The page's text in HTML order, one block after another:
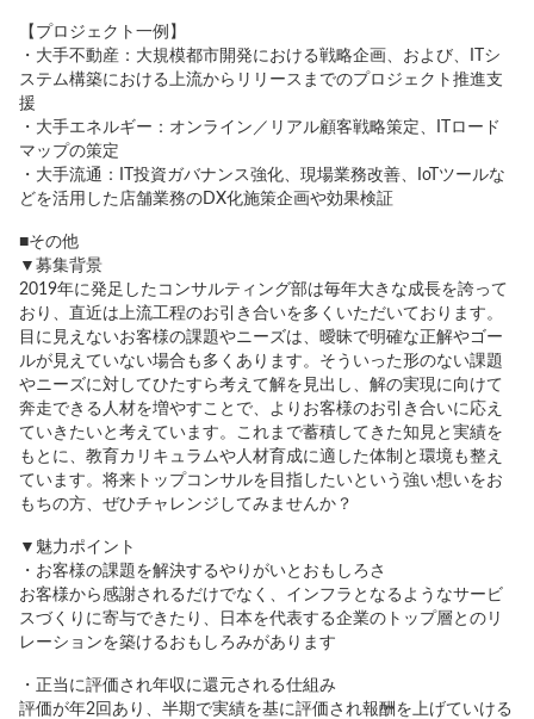
【プロジェクト一例】
・大手不動産：大規模都市開発における戦略企画、および、ITシ
ステム構築における上流からリリースまでのプロジェクト推進支
援
・大手エネルギー：オンライン／リアル顧客戦略策定、ITロード
マップの策定
・大手流通：IT投資ガバナンス強化、現場業務改善、IoTツールな
どを活用した店舗業務のDX化施策企画や効果検証
■その他
▼募集背景
2019年に発足したコンサルティング部は毎年大きな成長を誇って
おり、直近は上流工程のお引き合いを多くいただいております。
目に見えないお客様の課題やニーズは、曖昧で明確な正解やゴー
ルが見えていない場合も多くあります。そういった形のない課題
やニーズに対してひたすら考えて解を見出し、解の実現に向けて
奔走できる人材を増やすことで、よりお客様のお引き合いに応え
ていきたいと考えています。これまで蓄積してきた知見と実績を
もとに、教育カリキュラムや人材育成に適した体制と環境も整え
ています。将来トップコンサルを目指したいという強い想いをお
もちの方、ぜひチャレンジしてみませんか？
▼魅力ポイント
・お客様の課題を解決するやりがいとおもしろさ
お客様から感謝されるだけでなく、インフラとなるようなサービ
スづくりに寄与できたり、日本を代表する企業のトップ層とのリ
レーションを築けるおもしろみがあります
・正当に評価され年収に還元される仕組み
評価が年2回あり、半期で実績を基に評価され報酬を上げていける